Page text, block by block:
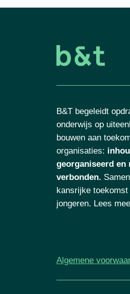
B&T begeleidt
onderwijs op
bouwen aan
organisaties:
georganiseerd en
verbonden.
kansrijke
jongeren. Lees
Algemene